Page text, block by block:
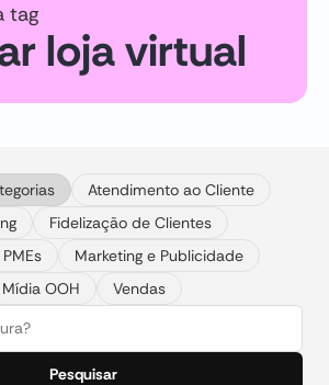
tag
loja virtual
Atendimento ao Cliente
Fidelização de Clientes
Marketing e Publicidade
Mídia OOH
Vendas
Pesquisar